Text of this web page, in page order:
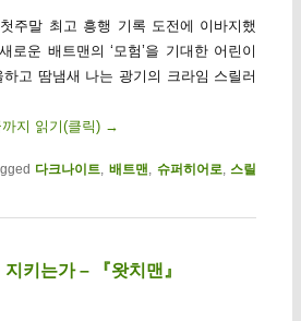
주말 최고 흥행 기록 도전에 이바지했
로운 배트맨의 ‘모험’을 기대한 어린이
고 땀냄새 나는 광기의 크라임 스릴러
지 읽기(클릭) →
다크나이트 배트맨 슈퍼히어로
스릴
키는가 – 『왓치맨』